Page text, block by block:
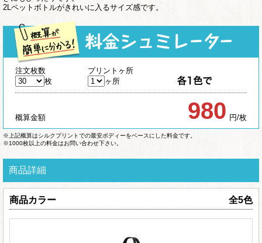
2Lペットボトルがきれいに入るサイズ感です。
注文枚数
プリントヶ所
枚
ヶ所
概算金額 980 円/枚
※上記概算はシルクプリントでの最安ボディーをベースにした料金です。
※1000枚以上の料金はお問い合わせ下さい。
商品詳細
商品カラー 全5色